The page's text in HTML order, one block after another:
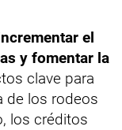
el
y fomentar la
clave para
de los rodeos
los créditos